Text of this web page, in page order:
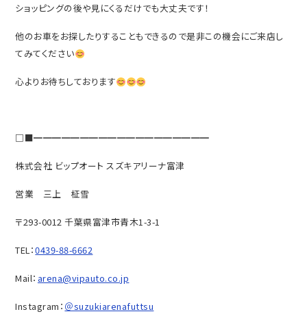
ショッピングの後や見にくるだけでも大丈夫です！
他のお車をお探したりすることもできるので是非この機会にご来店し
てみてください
心よりお待ちしております
□■━━━━━━━━━━━━━━━━━━━
株式会社 ビップオート スズキアリーナ富津
営業 三上 柾雪
〒293-0012 千葉県富津市青木1-3-1
TEL：0439-88-6662
Mail： arena@vipauto.co.jp
Instagram： ＠suzukiarenafuttsu